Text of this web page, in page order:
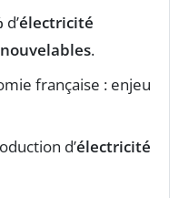
d’électricité
.
française : enjeu
d’électricité